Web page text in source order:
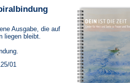
Ausgabe, die auf
liegen bleibt.
01